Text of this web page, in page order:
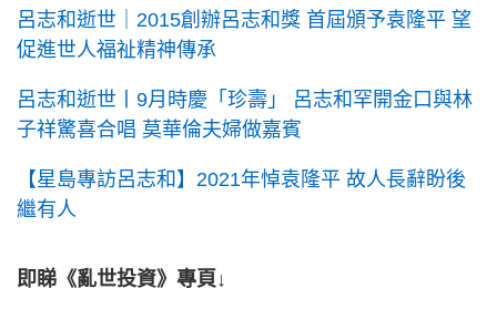
呂志和逝世｜2015創辦呂志和獎 首屆頒予袁隆平 望
促進世人福祉精神傳承
呂志和逝世丨9月時慶「珍壽」 呂志和罕開金口與林
子祥驚喜合唱 莫華倫夫婦做嘉賓
【星島專訪呂志和】2021年悼袁隆平 故人長辭盼後
繼有人
即睇《亂世投資》專頁↓